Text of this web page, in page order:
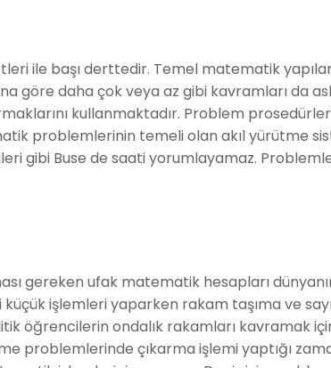
ile başı derttedir. Temel matematik
göre daha çok veya az gibi kavramları da
kullanmaktadır. Problem
problemlerinin temeli olan akıl yürütme
gibi Buse de saati yorumlayamaz.
gereken ufak matematik hesapları
işlemleri yaparken rakam taşıma ve
öğrencilerin ondalık rakamları kavramak
problemlerinde çıkarma işlemi yaptığı